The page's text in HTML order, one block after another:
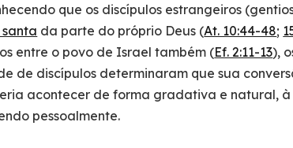
que os discípulos estrangeiros
da parte do próprio Deus (At. 10:44-48;
entre o povo de Israel também (Ef. 2:11-13),
de discípulos determinaram que sua
acontecer de forma gradativa e natural, à
pessoalmente.